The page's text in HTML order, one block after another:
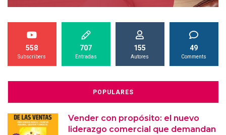
558
Subscribers
707
Entradas
155
Autores
49
Comments
POPULARES
Vender con propósito: el nuevo
liderazgo comercial que demandan